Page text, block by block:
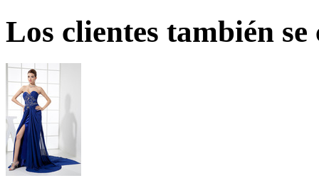
Los clientes también se